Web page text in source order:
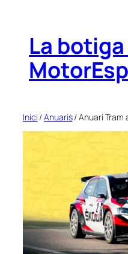
contingut
La
Inici /Anuaris/ Anuari Tram